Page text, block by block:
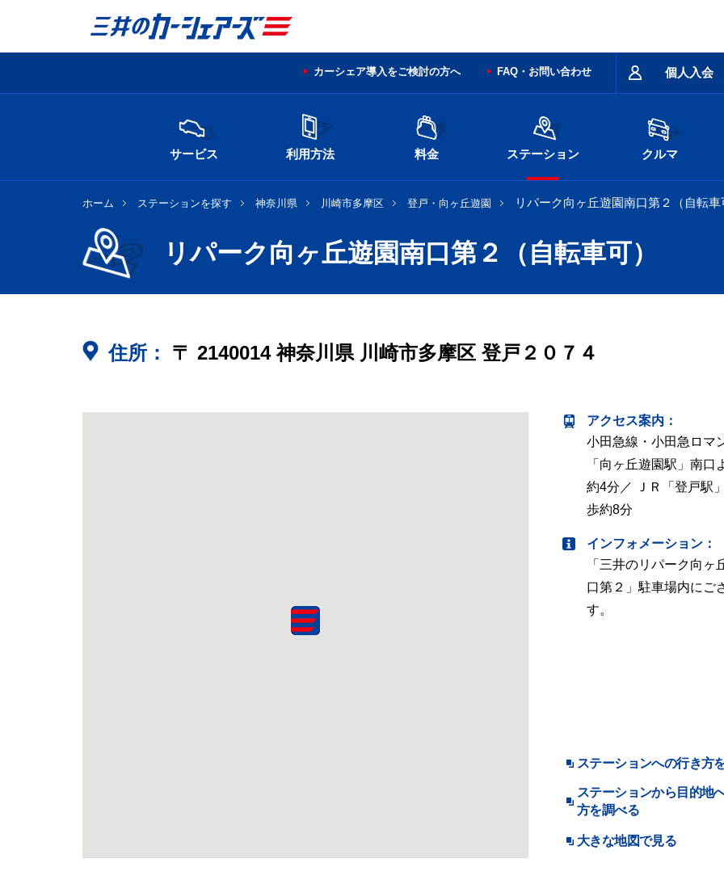
個人入会
カーシェア導入をご検討の方へ FAQ・お問い合わせ
サービス 利用方法 料金 ステーション クルマ
ホーム ステーションを探す 神奈川県 川崎市多摩区 登戸・向ヶ丘遊園 リパーク向ヶ丘遊園南口第２（自転車
リパーク向ヶ丘遊園南口第２（自転車可）
住所： 〒 2140014 神奈川県 川崎市多摩区 登戸２０７４
アクセス案内 ：
小田急線・小田急ロマ
「向ヶ丘遊園駅」南口
約4分／ ＪＲ「登戸駅
歩約8分
インフォメーション：
「三井のリパーク向ヶ
口第２」駐車場内にご
す。
ステーションへの行き方
ステーションから目的地
方を調べる
大きな地図で見る